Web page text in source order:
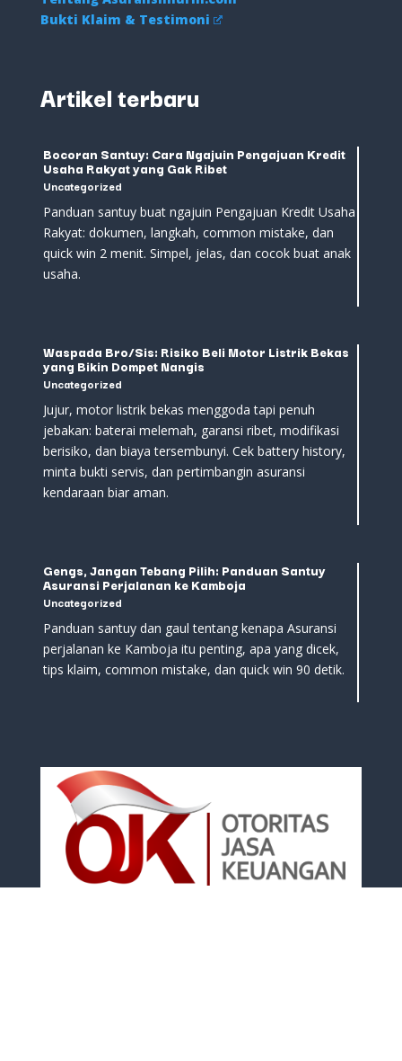
Bukti Klaim & Testimoni
Artikel terbaru
Bocoran Santuy: Cara Ngajuin Pengajuan Kredit
Usaha Rakyat yang Gak Ribet
Uncategorized
Panduan santuy buat ngajuin Pengajuan Kredit Usaha
Rakyat: dokumen, langkah, common mistake, dan
quick win 2 menit. Simpel, jelas, dan cocok buat anak
usaha.
Waspada Bro/Sis: Risiko Beli Motor Listrik Bekas
yang Bikin Dompet Nangis
Uncategorized
Jujur, motor listrik bekas menggoda tapi penuh
jebakan: baterai melemah, garansi ribet, modifikasi
berisiko, dan biaya tersembunyi. Cek battery history,
minta bukti servis, dan pertimbangin asuransi
kendaraan biar aman.
Gengs, Jangan Tebang Pilih: Panduan Santuy
Asuransi Perjalanan ke Kamboja
Uncategorized
Panduan santuy dan gaul tentang kenapa Asuransi
perjalanan ke Kamboja itu penting, apa yang dicek,
tips klaim, common mistake, dan quick win 90 detik.